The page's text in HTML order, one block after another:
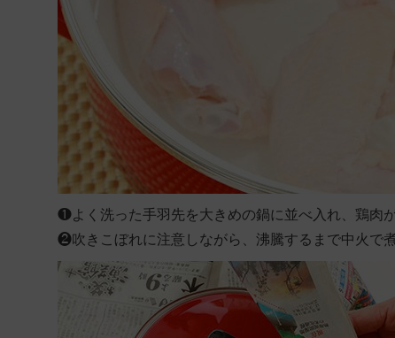
❶よく洗った手羽先を大きめの鍋に並べ入れ、鶏肉
❷吹きこぼれに注意しながら、沸騰するまで中火で